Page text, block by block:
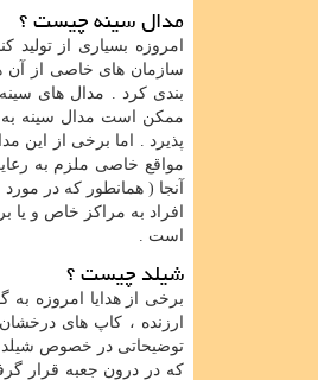
مدال سینه چیست ؟
امروزه بسیاری از تولید
سازمان های خاصی از آن
بندی کرد . مدال های
ممکن است مدال سینه به
پذیرد . اما برخی از این
مواقع خاصی ملزم به
آنجا ( همانطور که در
افراد به مراکز خاص و
است .
شیلد چیست ؟
برخی از هدایا امروزه
ارزنده ، کاپ های
توضیحاتی در خصوص شیلد
که در درون جعبه قرار